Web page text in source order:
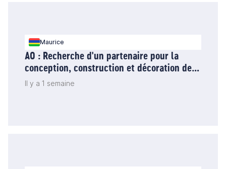
Maurice
AO : Recherche d'un partenaire pour la
conception, construction et décoration de
stands d'exposition à l'île Maurice
Il y a 1 semaine